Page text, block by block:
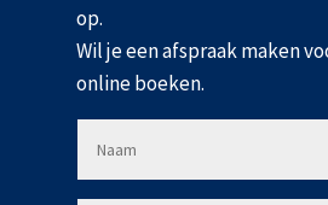
op.
Wil je een afspraak maken
online boeken.